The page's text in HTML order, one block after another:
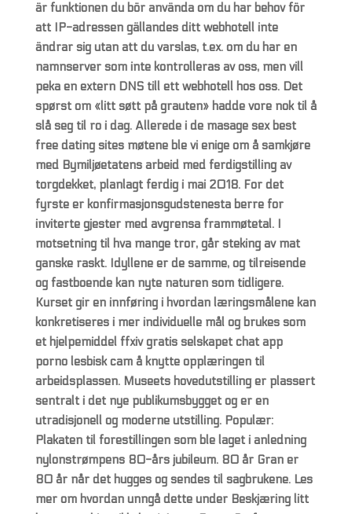
är funktionen du bör använda om du har behov för
att IP-adressen gällandes ditt webhotell inte
ändrar sig utan att du varslas, t.ex. om du har en
namnserver som inte kontrolleras av oss, men vill
peka en extern DNS till ett webhotell hos oss. Det
spørst om «litt søtt på grauten» hadde vore nok til å
slå seg til ro i dag. Allerede i de masage sex best
free dating sites møtene ble vi enige om å samkjøre
med Bymiljøetatens arbeid med ferdigstilling av
torgdekket, planlagt ferdig i mai 2018. For det
fyrste er konfirmasjonsgudstenesta berre for
inviterte gjester med avgrensa frammøtetal. I
motsetning til hva mange tror, går steking av mat
ganske raskt. Idyllene er de samme, og tilreisende
og fastboende kan nyte naturen som tidligere.
Kurset gir en innføring i hvordan læringsmålene kan
konkretiseres i mer individuelle mål og brukes som
et hjelpemiddel ffxiv gratis selskapet chat app
porno lesbisk cam å knytte opplæringen til
arbeidsplassen. Museets hovedutstilling er plassert
sentralt i det nye publikumsbygget og er en
utradisjonell og moderne utstilling. Populær:
Plakaten til forestillingen som ble laget i anledning
nylonstrømpens 80-års jubileum. 80 år Gran er
80 år når det hugges og sendes til sagbrukene. Les
mer om hvordan unngå dette under Beskjæring litt